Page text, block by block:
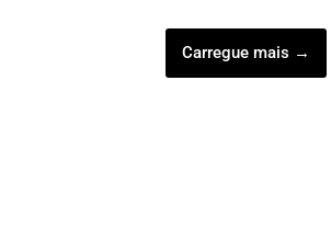
Carregue mais →